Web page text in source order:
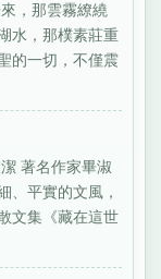
，那雲霧繚繞
水，那樸素莊重
的一切，不僅震
著名作家畢淑
、平實的文風，
文集《藏在這世